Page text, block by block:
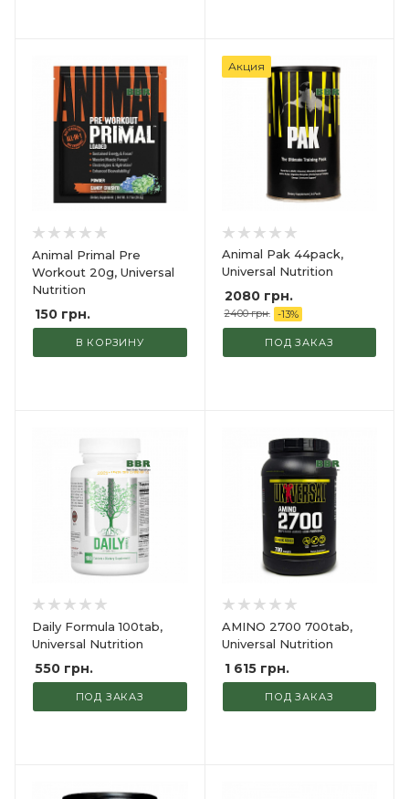
Animal Primal Pre
Workout 20g, Universal
Nutrition
150 грн.
В КОРЗИНУ
Акция
Animal Pak 44pack,
Universal Nutrition
2080 грн.
2400 грн. -13%
ПОД ЗАКАЗ
Daily Formula 100tab,
Universal Nutrition
550 грн.
ПОД ЗАКАЗ
AMINO 2700 700tab,
Universal Nutrition
1 615грн.
ПОД ЗАКАЗ